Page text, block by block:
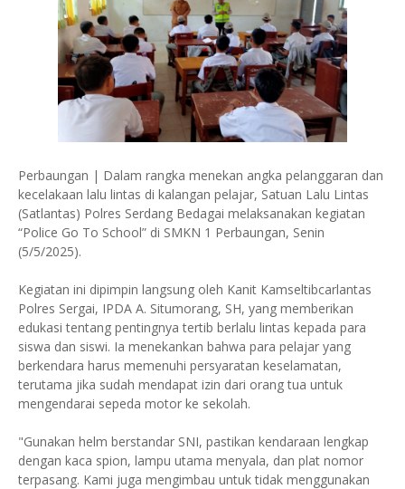
Perbaungan | Dalam rangka menekan angka pelanggaran dan
kecelakaan lalu lintas di kalangan pelajar, Satuan Lalu Lintas
(Satlantas) Polres Serdang Bedagai melaksanakan kegiatan
“Police Go To School” di SMKN 1 Perbaungan, Senin
(5/5/2025).
Kegiatan ini dipimpin langsung oleh Kanit Kamseltibcarlantas
Polres Sergai, IPDA A. Situmorang, SH, yang memberikan
edukasi tentang pentingnya tertib berlalu lintas kepada para
siswa dan siswi. Ia menekankan bahwa para pelajar yang
berkendara harus memenuhi persyaratan keselamatan,
terutama jika sudah mendapat izin dari orang tua untuk
mengendarai sepeda motor ke sekolah.
"Gunakan helm berstandar SNI, pastikan kendaraan lengkap
dengan kaca spion, lampu utama menyala, dan plat nomor
terpasang. Kami juga mengimbau untuk tidak menggunakan